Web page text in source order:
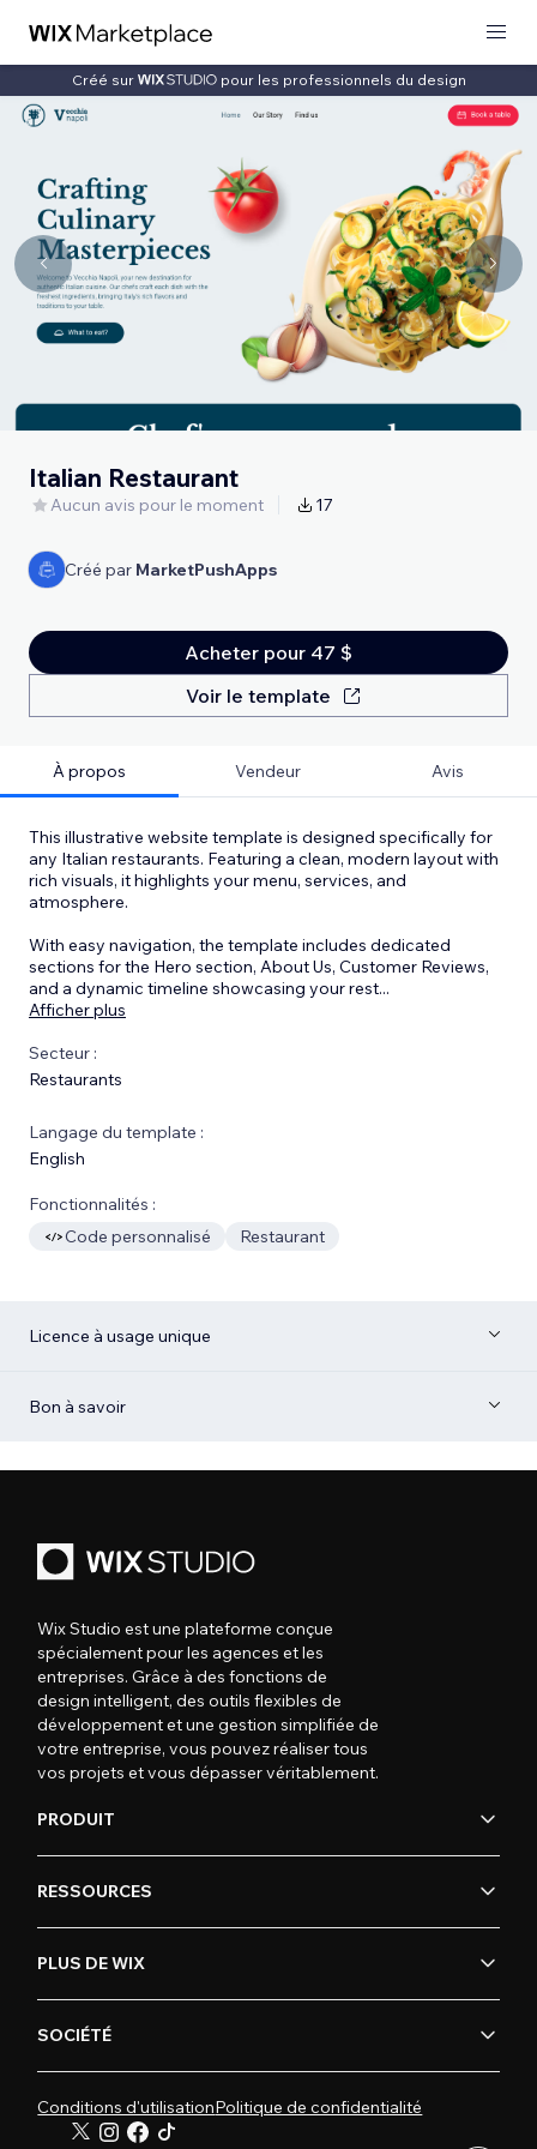
Créé sur pour les professionnels du design
Italian Restaurant
Aucun avis pour le moment 17
Créé par MarketPushApps
Acheter pour 47 $
Voir le template
À propos Vendeur Avis
This illustrative website template is designed specifically for
any Italian restaurants. Featuring a clean, modern layout with
rich visuals, it highlights your menu, services, and
atmosphere.
With easy navigation, the template includes dedicated
sections for the Hero section, About Us, Customer Reviews,
and a dynamic timeline showcasing your rest...
Afficher plus
Secteur :
Restaurants
Langage du template :
English
Fonctionnalités :
Code personnalisé
Restaurant
Licence à usage unique
Bon à savoir
Wix Studio est une plateforme conçue
spécialement pour les agences et les
entreprises. Grâce à des fonctions de
design intelligent, des outils flexibles de
développement et une gestion simplifiée de
votre entreprise, vous pouvez réaliser tous
vos projets et vous dépasser véritablement.
PRODUIT
RESSOURCES
PLUS DE WIX
SOCIÉTÉ
Conditions d'utilisationPolitique de confidentialité